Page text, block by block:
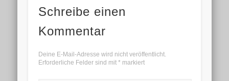
Schreibe einen
Kommentar
Deine E-Mail-Adresse wird nicht veröffentlicht.
Erforderliche Felder sind mit *markiert